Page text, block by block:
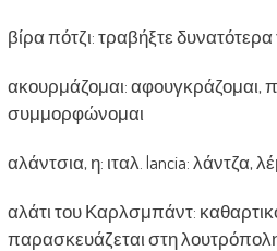
βίρα πότζι: τραβήξτε
ακουρμάζομαι: αφουγκράζομαι,
συμμορφώνομαι
αλάντσια, η: ιταλ. lancia: λάντζα,
αλάτι του Καρλσμπάντ:
παρασκευάζεται στη